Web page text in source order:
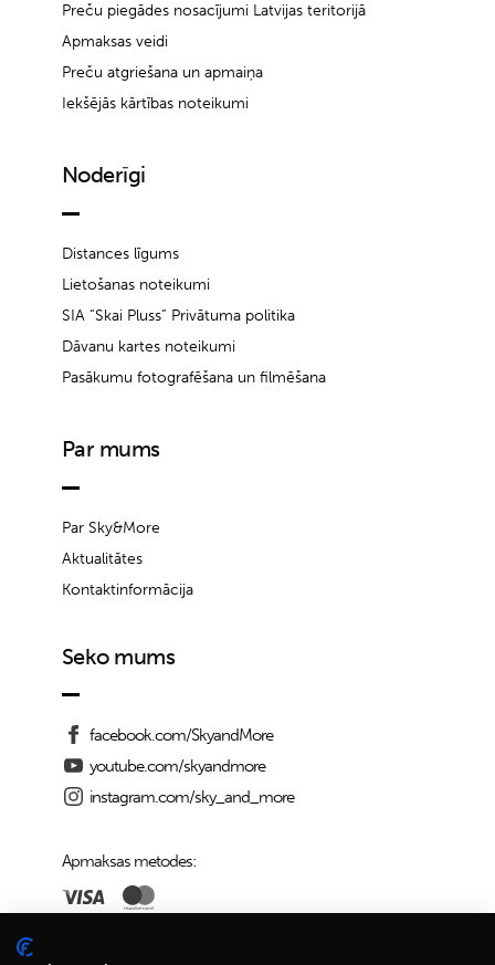
Preču piegādes nosacījumi Latvijas teritorijā
Apmaksas veidi
Preču atgriešana un apmaiņa
Iekšējās kārtības noteikumi
Noderīgi
Distances līgums
Lietošanas noteikumi
SIA “Skai Pluss” Privātuma politika
Dāvanu kartes noteikumi
Pasākumu fotografēšana un filmēšana
Par mums
Par Sky&More
Aktualitātes
Kontaktinformācija
Seko mums
facebook.com/SkyandMore
youtube.com/skyandmore
instagram.com/sky_and_more
Apmaksas metodes: